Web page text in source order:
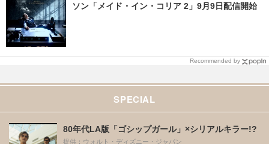
ソン「メイド・イン・コリア 2」9月9日配信開始
Recommended by
SPECIAL
80年代LA版「ゴシップガール」×シリアルキラー!?
提供：ウォルト・ディズニー・ジャパン